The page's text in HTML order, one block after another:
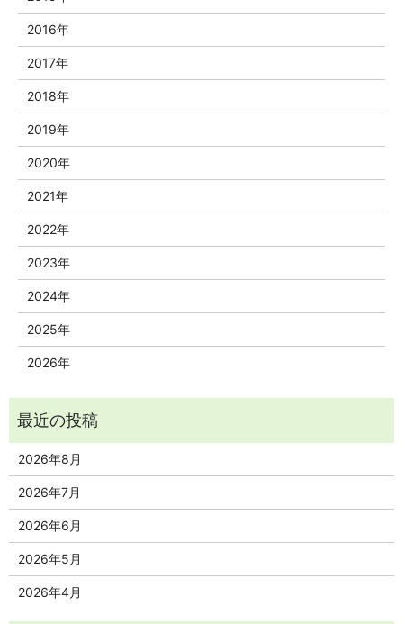
2016年
2017年
2018年
2019年
2020年
2021年
2022年
2023年
2024年
2025年
2026年
2026年8月
2026年7月
2026年6月
2026年5月
2026年4月